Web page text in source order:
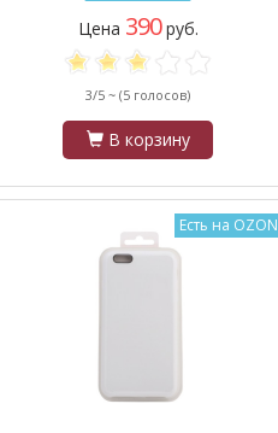
Цена 390руб.
3/5 ~ (5 голосов)
В корзину
Есть на OZON